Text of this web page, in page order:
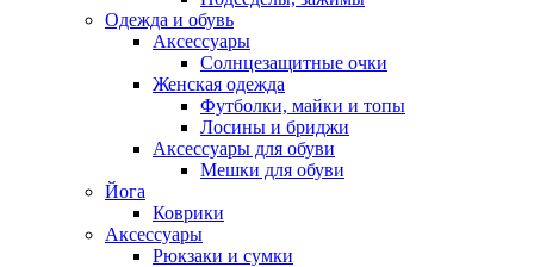
Одежда и обувь
Аксессуары
Солнцезащитные очки
Женская одежда
Футболки, майки и топы
Лосины и бриджи
Аксессуары для обуви
Мешки для обуви
Йога
Коврики
Аксессуары
Рюкзаки и сумки